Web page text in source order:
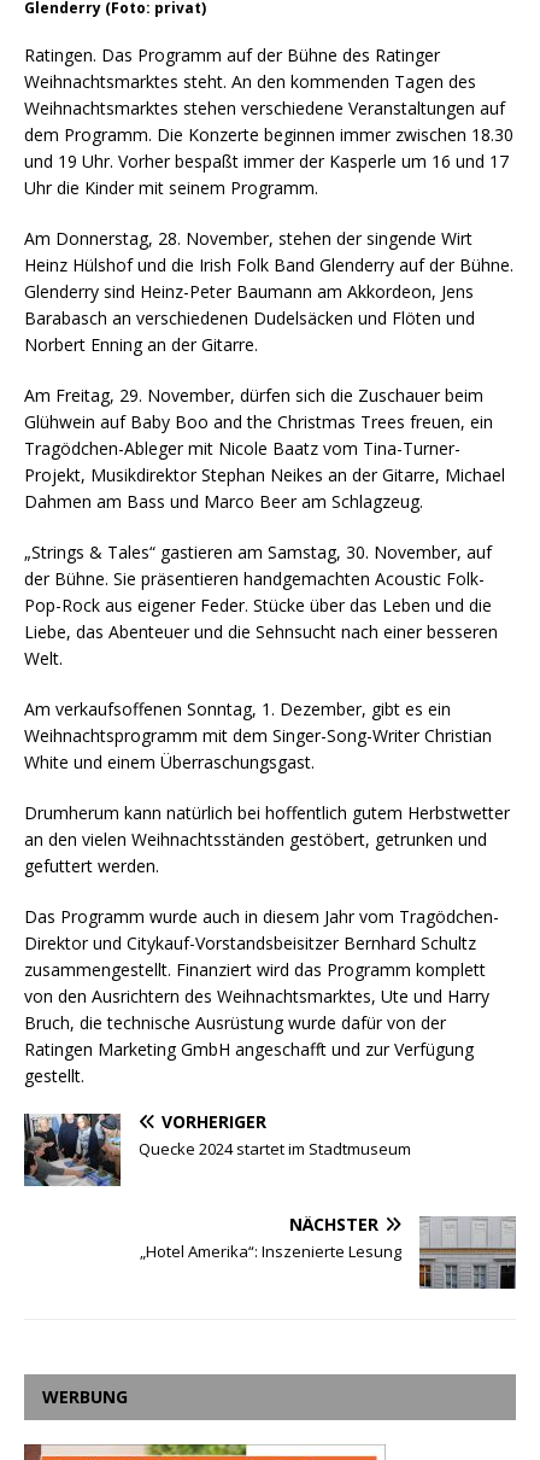
Glenderry (Foto: privat)
Ratingen. Das Programm auf der Bühne des Ratinger
Weihnachtsmarktes steht. An den kommenden Tagen des
Weihnachtsmarktes stehen verschiedene Veranstaltungen auf
dem Programm. Die Konzerte beginnen immer zwischen 18.30
und 19 Uhr. Vorher bespaßt immer der Kasperle um 16 und 17
Uhr die Kinder mit seinem Programm.
Am Donnerstag, 28. November, stehen der singende Wirt
Heinz Hülshof und die Irish Folk Band Glenderry auf der Bühne.
Glenderry sind Heinz-Peter Baumann am Akkordeon, Jens
Barabasch an verschiedenen Dudelsäcken und Flöten und
Norbert Enning an der Gitarre.
Am Freitag, 29. November, dürfen sich die Zuschauer beim
Glühwein auf Baby Boo and the Christmas Trees freuen, ein
Tragödchen-Ableger mit Nicole Baatz vom Tina-Turner-
Projekt, Musikdirektor Stephan Neikes an der Gitarre, Michael
Dahmen am Bass und Marco Beer am Schlagzeug.
„Strings & Tales“ gastieren am Samstag, 30. November, auf
der Bühne. Sie präsentieren handgemachten Acoustic Folk-
Pop-Rock aus eigener Feder. Stücke über das Leben und die
Liebe, das Abenteuer und die Sehnsucht nach einer besseren
Welt.
Am verkaufsoffenen Sonntag, 1. Dezember, gibt es ein
Weihnachtsprogramm mit dem Singer-Song-Writer Christian
White und einem Überraschungsgast.
Drumherum kann natürlich bei hoffentlich gutem Herbstwetter
an den vielen Weihnachtsständen gestöbert, getrunken und
gefuttert werden.
Das Programm wurde auch in diesem Jahr vom Tragödchen-
Direktor und Citykauf-Vorstandsbeisitzer Bernhard Schultz
zusammengestellt. Finanziert wird das Programm komplett
von den Ausrichtern des Weihnachtsmarktes, Ute und Harry
Bruch, die technische Ausrüstung wurde dafür von der
Ratingen Marketing GmbH angeschafft und zur Verfügung
gestellt.
VORHERIGER
Quecke 2024 startet im Stadtmuseum
NÄCHSTER
„Hotel Amerika“: Inszenierte Lesung
WERBUNG